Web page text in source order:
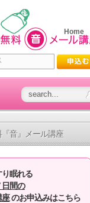
Home
『音』メール講座
眠れる
日間の
座のお申込みはこちら